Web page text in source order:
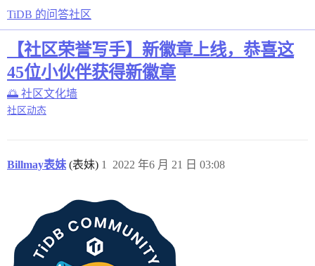
TiDB 的问答社区
【社区荣誉写手】新徽章上线，恭喜这
45位小伙伴获得新徽章
🌅 社区文化墙
社区动态
Billmay表妹 (表妹) 2022 年6 月 21 日 03:08
1